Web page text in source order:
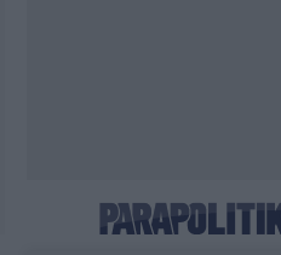
ΔΗΜΟΙ